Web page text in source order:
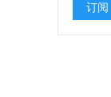
订阅